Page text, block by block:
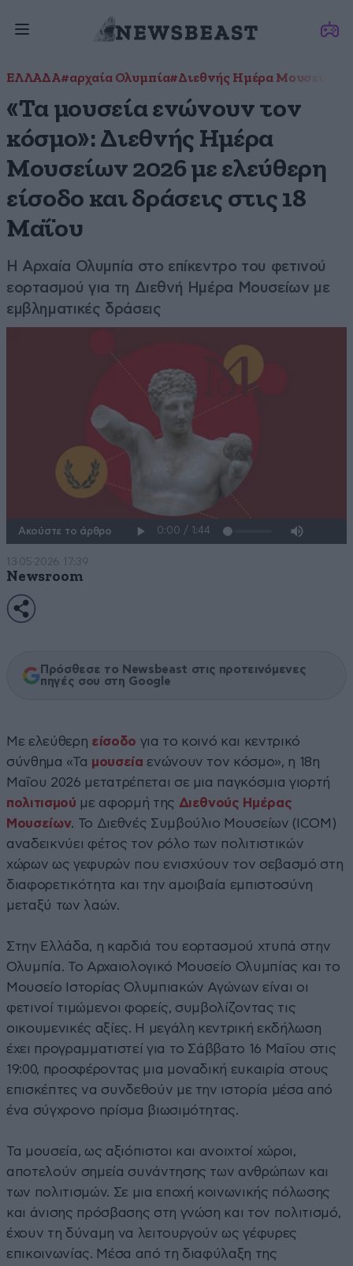
ΕΛΛΑΔΑ#αρχαία Ολυμπία#Διεθνής Ημέρα Μουσείων
«Τα μουσεία ενώνουν τον
κόσμο»: Διεθνής Ημέρα
Μουσείων 2026 με ελεύθερη
είσοδο και δράσεις στις 18
Μαΐου
Η Αρχαία Ολυμπία στο επίκεντρο του φετινού
εορτασμού για τη Διεθνή Ημέρα Μουσείων με
εμβληματικές δράσεις
Ακούστε το άρθρο
13·05·2026 17:39
Newsroom
Πρόσθεσε το Newsbeast στις προτεινόμενες
πηγές σου στη Google
Με ελεύθερη είσοδο για το κοινό και κεντρικό
σύνθημα «Τα μουσεία ενώνουν τον κόσμο», η 18η
Μαΐου 2026 μετατρέπεται σε μια παγκόσμια γιορτή
πολιτισμού με αφορμή της Διεθνούς Ημέρας
Μουσείων. Το Διεθνές Συμβούλιο Μουσείων (ICOM)
αναδεικνύει φέτος τον ρόλο των πολιτιστικών
χώρων ως γεφυρών που ενισχύουν τον σεβασμό στη
διαφορετικότητα και την αμοιβαία εμπιστοσύνη
μεταξύ των λαών.
Στην Ελλάδα, η καρδιά του εορτασμού χτυπά στην
Ολυμπία. Το Αρχαιολογικό Μουσείο Ολυμπίας και το
Μουσείο Ιστορίας Ολυμπιακών Αγώνων είναι οι
φετινοί τιμώμενοι φορείς, συμβολίζοντας τις
οικουμενικές αξίες. Η μεγάλη κεντρική εκδήλωση
έχει προγραμματιστεί για το Σάββατο 16 Μαΐου στις
19:00, προσφέροντας μια μοναδική ευκαιρία στους
επισκέπτες να συνδεθούν με την ιστορία μέσα από
ένα σύγχρονο πρίσμα βιωσιμότητας.
Τα μουσεία, ως αξιόπιστοι και ανοιχτοί χώροι,
αποτελούν σημεία συνάντησης των ανθρώπων και
των πολιτισμών. Σε μια εποχή κοινωνικής πόλωσης
και άνισης πρόσβασης στη γνώση και τον πολιτισμό,
έχουν τη δύναμη να λειτουργούν ως γέφυρες
επικοινωνίας. Μέσα από τη διαφύλαξη της